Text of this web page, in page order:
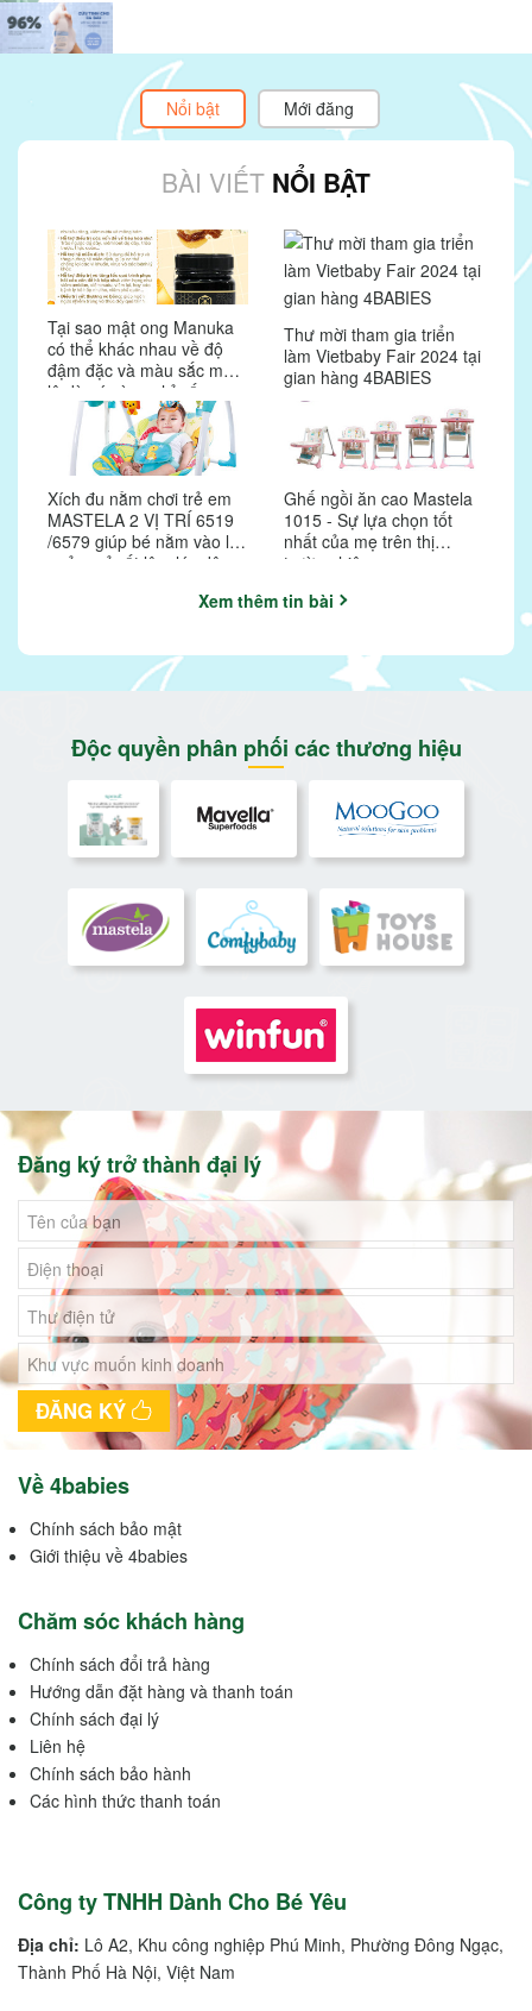
Nổi bật Mới đăng
BÀI VIẾT NỔI BẬT
Tại sao mật ong Manuka
có thể khác nhau về độ
đậm đặc và màu sắc mỗi
lô dù có cùng chỉ số
MGO?
Thư mời tham gia triển
làm Vietbaby Fair 2024 tại
gian hàng 4BABIES
Xích đu nằm chơi trẻ em
MASTELA 2 VỊ TRÍ 6519
/6579 giúp bé nằm vào là
ngủ, ngủ rất lâu, lúc dậy
Ghế ngồi ăn cao Mastela
1015 - Sự lựa chọn tốt
nhất của mẹ trên thị
trường hiện nay
Xem thêm tin bài
Độc quyền phân phối các thương hiệu
Đăng ký trở thành đại lý
ĐĂNG KÝ
Về 4babies
Chính sách bảo mật
Giới thiệu về 4babies
Chăm sóc khách hàng
Chính sách đổi trả hàng
Hướng dẫn đặt hàng và thanh toán
Chính sách đại lý
Liên hệ
Chính sách bảo hành
Các hình thức thanh toán
Công ty TNHH Dành Cho Bé Yêu
Địa chỉ: Lô A2, Khu công nghiệp Phú Minh, Phường Đông Ngạc,
Thành Phố Hà Nội, Việt Nam